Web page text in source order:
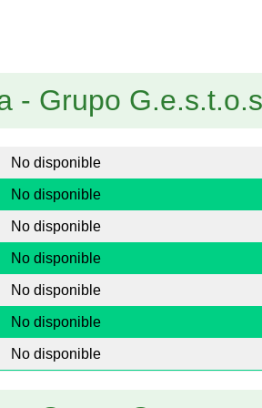
- Grupo
No disponible
No disponible
No disponible
No disponible
No disponible
No disponible
No disponible